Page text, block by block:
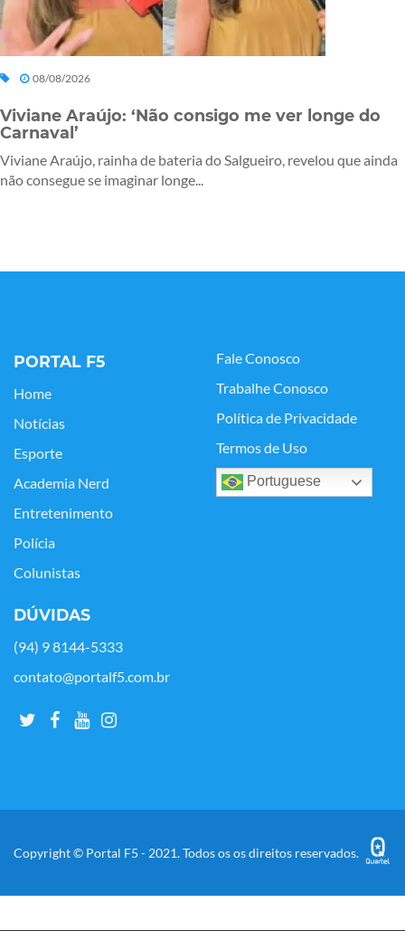
08/08/2026
Viviane Araújo: ‘Não consigo me ver longe do
Carnaval’
Viviane Araújo, rainha de bateria do Salgueiro, revelou que ainda
não consegue se imaginar longe...
PORTAL F5
Home
Notícias
Esporte
Academia Nerd
Entretenimento
Polícia
Colunistas
Fale Conosco
Trabalhe Conosco
Política de Privacidade
Termos de Uso
Portuguese
DÚVIDAS
(94) 9 8144-5333
contato@portalf5.com.br
Copyright © Portal F5 - 2021. Todos os os direitos reservados.